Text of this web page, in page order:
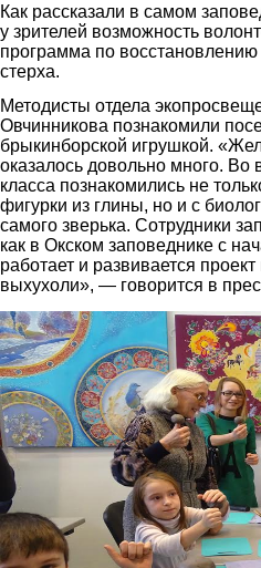
Как рассказали в самом
у зрителей возможность
программа по
стерха.
Методисты отдела
Овчинникова познакомили
брыкинборской игрушкой.
оказалось довольно много. Во
класса познакомились не
фигурки из глины, но и с
самого зверька. Сотрудники
как в Окском заповеднике с
работает и развивается
выхухоли», — говорится в
4.jpg